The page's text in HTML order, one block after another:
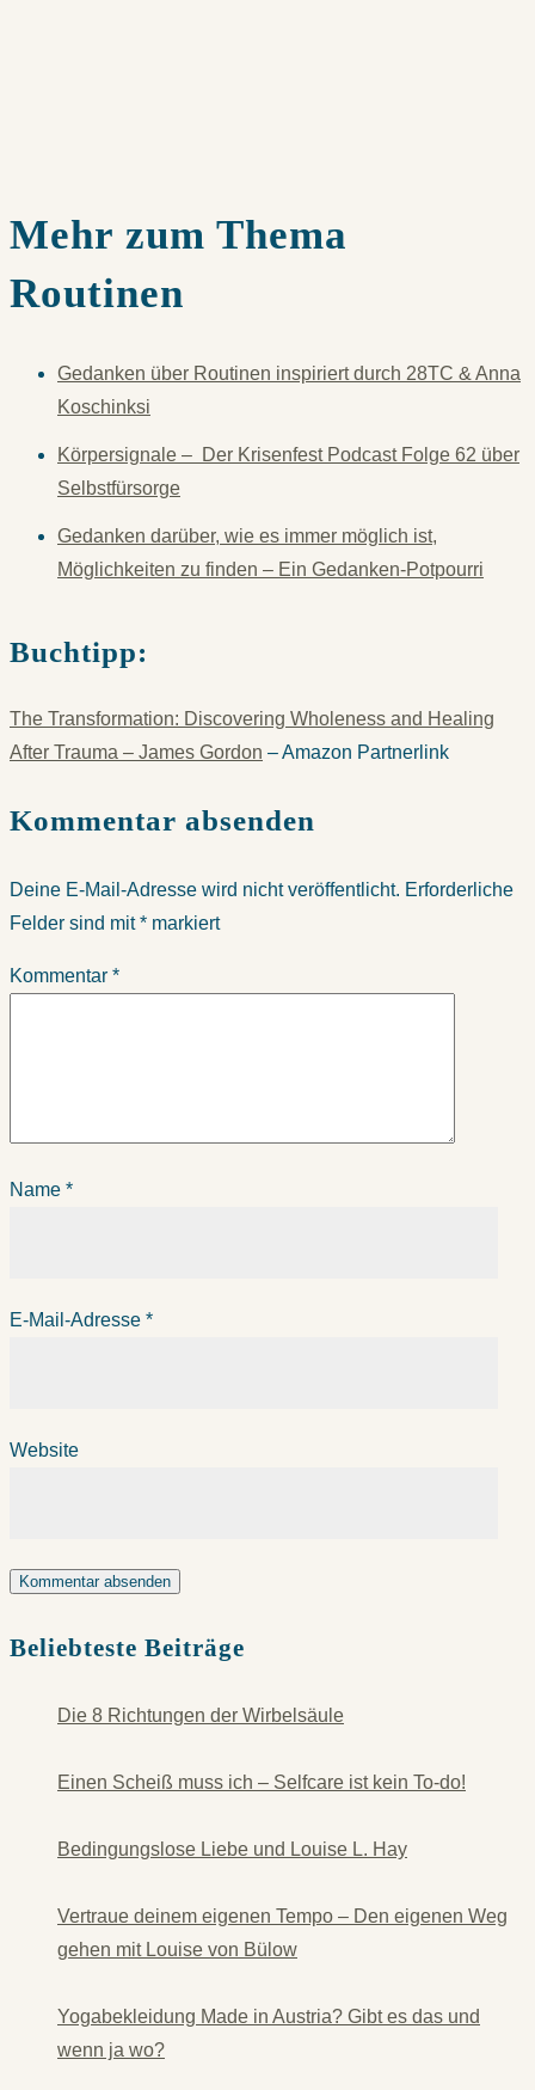
Mehr zum Thema
Routinen
Gedanken über Routinen inspiriert durch 28TC & Anna
Koschinksi
Körpersignale – Der Krisenfest Podcast Folge 62 über
Selbstfürsorge
Gedanken darüber, wie es immer möglich ist,
Möglichkeiten zu finden – Ein Gedanken-Potpourri
Buchtipp:
The Transformation: Discovering Wholeness and Healing
After Trauma – James Gordon – Amazon Partnerlink
Kommentar absenden
Deine E-Mail-Adresse wird nicht veröffentlicht. Erforderliche
Felder sind mit* markiert
Kommentar *
Name *
E-Mail-Adresse *
Website
Beliebteste Beiträge
Die 8 Richtungen der Wirbelsäule
Einen Scheiß muss ich – Selfcare ist kein To-do!
Bedingungslose Liebe und Louise L. Hay
Vertraue deinem eigenen Tempo – Den eigenen Weg
gehen mit Louise von Bülow
Yogabekleidung Made in Austria? Gibt es das und
wenn ja wo?